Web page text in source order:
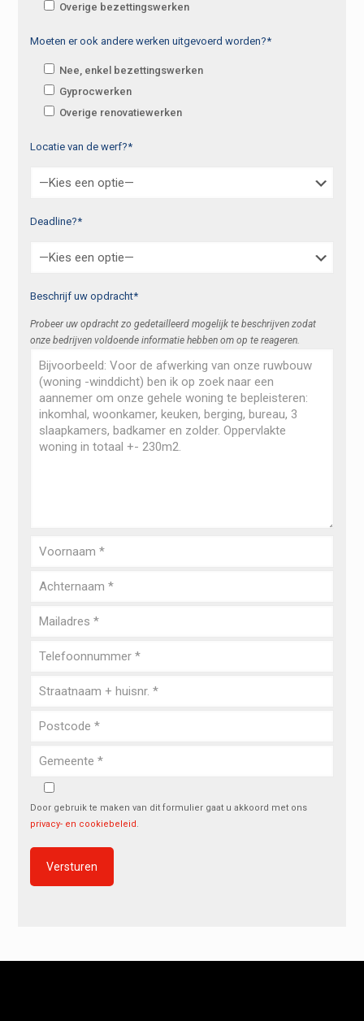
Overige bezettingswerken
Moeten er ook andere werken uitgevoerd worden?*
Nee, enkel bezettingswerken
Gyprocwerken
Overige renovatiewerken
Locatie van de werf?*
Deadline?*
Beschrijf uw opdracht*
Probeer uw opdracht zo gedetailleerd mogelijk te beschrijven zodat
onze bedrijven voldoende informatie hebben om op te reageren.
Door gebruik te maken van dit formulier gaat u akkoord met ons
privacy- en cookiebeleid.